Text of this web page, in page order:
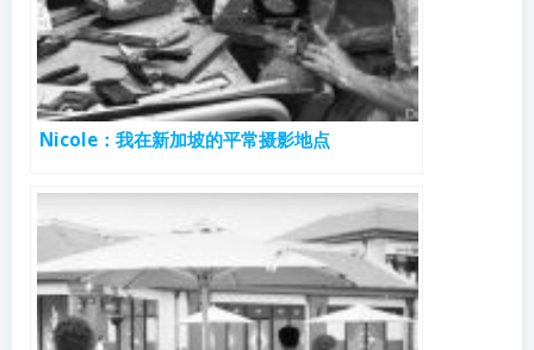
Nicole：我在新加坡的平常摄影地点